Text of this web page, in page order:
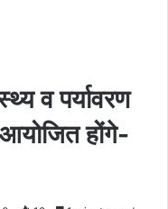
व पर्यावरण
होंगे-